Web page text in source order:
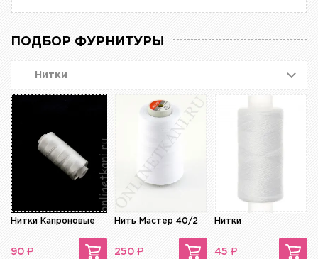
ПОДБОР ФУРНИТУРЫ
Нитки
Нитки Капроновые
90 ₽
Нить Мастер 40/2
250 ₽
Нитки
45 ₽